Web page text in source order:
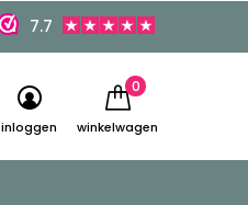
inloggen winkelwagen
0
7.7